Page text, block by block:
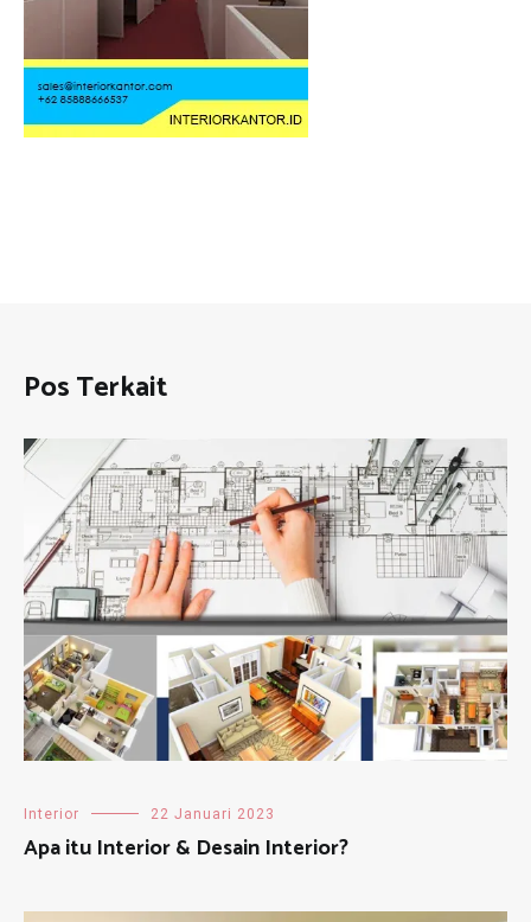
Pos Terkait
Interior 22 Januari 2023
Apa itu Interior & Desain Interior?